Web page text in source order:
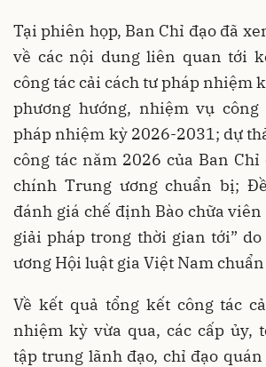
Tại phiên họp, Ban Chỉ đạo đã
về các nội dung liên quan tới
công tác cải cách tư pháp nhiệm
phương hướng, nhiệm vụ
pháp nhiệm kỳ 2026-2031; dự
công tác năm 2026 của Ban Chỉ
chính Trung ương chuẩn bị;
đánh giá chế định Bào chữa
giải pháp trong thời gian tới”
ương Hội luật gia Việt Nam
Về kết quả tổng kết công tác
nhiệm kỳ vừa qua, các cấp ủy,
tập trung lãnh đạo, chỉ đạo